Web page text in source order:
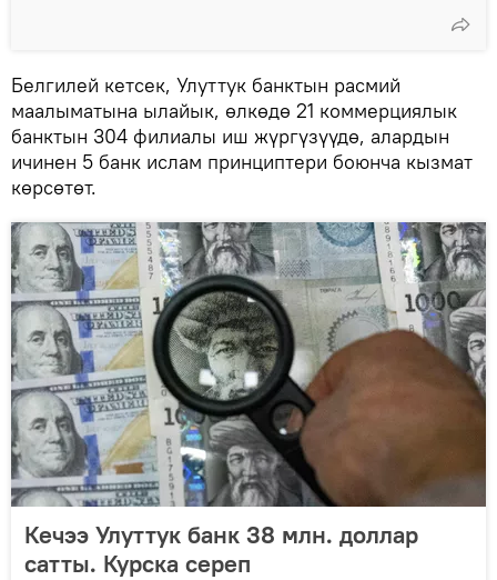
Белгилей кетсек, Улуттук банктын расмий
маалыматына ылайык, өлкөдө 21 коммерциялык
банктын 304 филиалы иш жүргүзүүдө, алардын
ичинен 5 банк ислам принциптери боюнча кызмат
көрсөтөт.
Кечээ Улуттук банк 38 млн. доллар
сатты. Курска сереп